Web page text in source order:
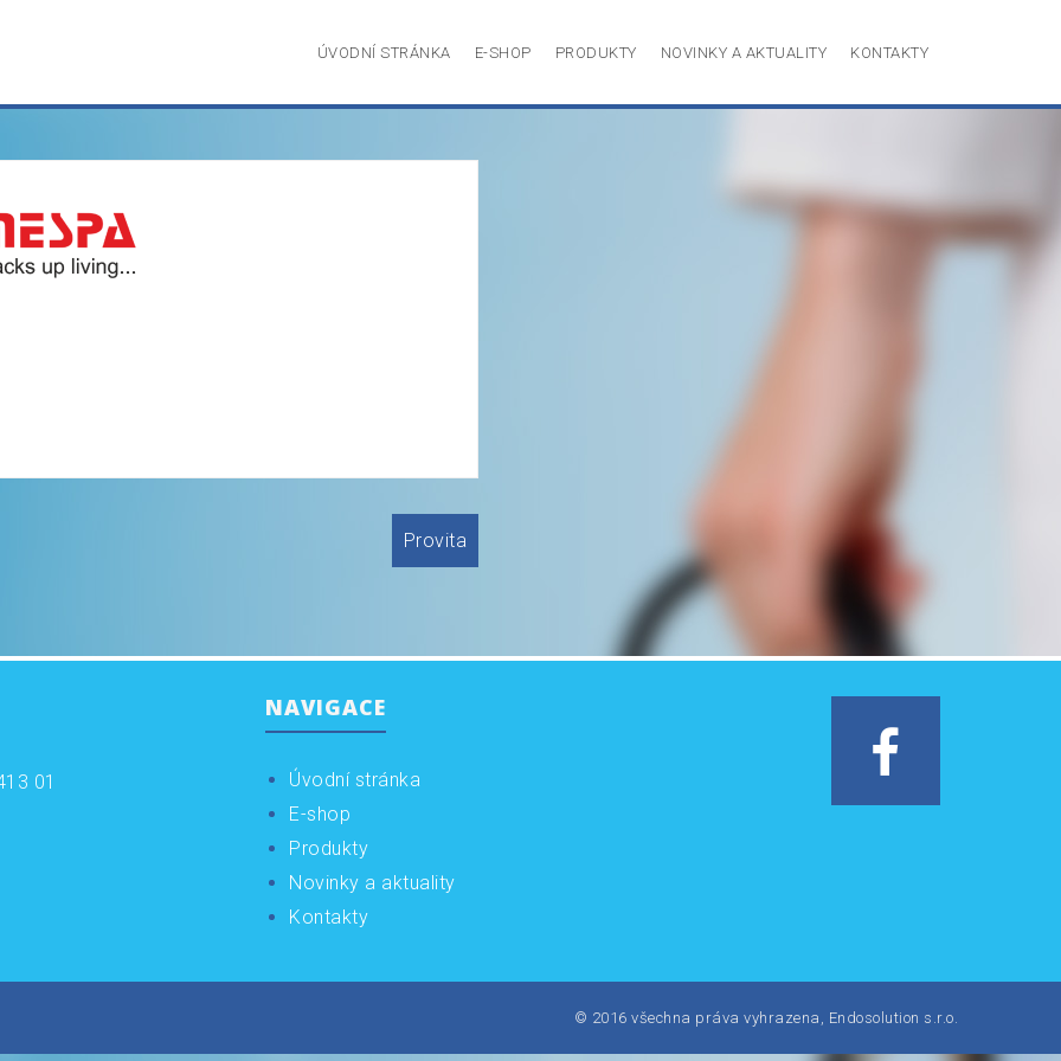
ÚVODNÍ STRÁNKA E-SHOP PRODUKTY NOVINKY A AKTUALITY KONTAKTY
Provita
01
NAVIGACE
Úvodní stránka
E-shop
Produkty
Novinky a aktuality
Kontakty
© 2016 všechna práva vyhrazena, Endosolution s.r.o.